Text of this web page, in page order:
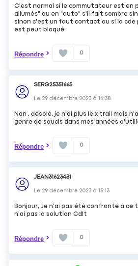
C'est normal si le commutateur est en
allumés" ou en "auto" s'il fait sombre
sinon c'est un faut contact ou si la cde
est peut bloqué
Répondre 0
SERG25351665
Le 29 décembre 2023 à16:38
Non , désolé, je n'ai plus le x trail mais
genre de soucis dans mes années
Répondre 0
JEAN31623431
Le 29 décembre 2023 à15:13
Bonjour, Je n'ai pas été confronté à ce
n'ai pas la solution Cdlt
Répondre 0